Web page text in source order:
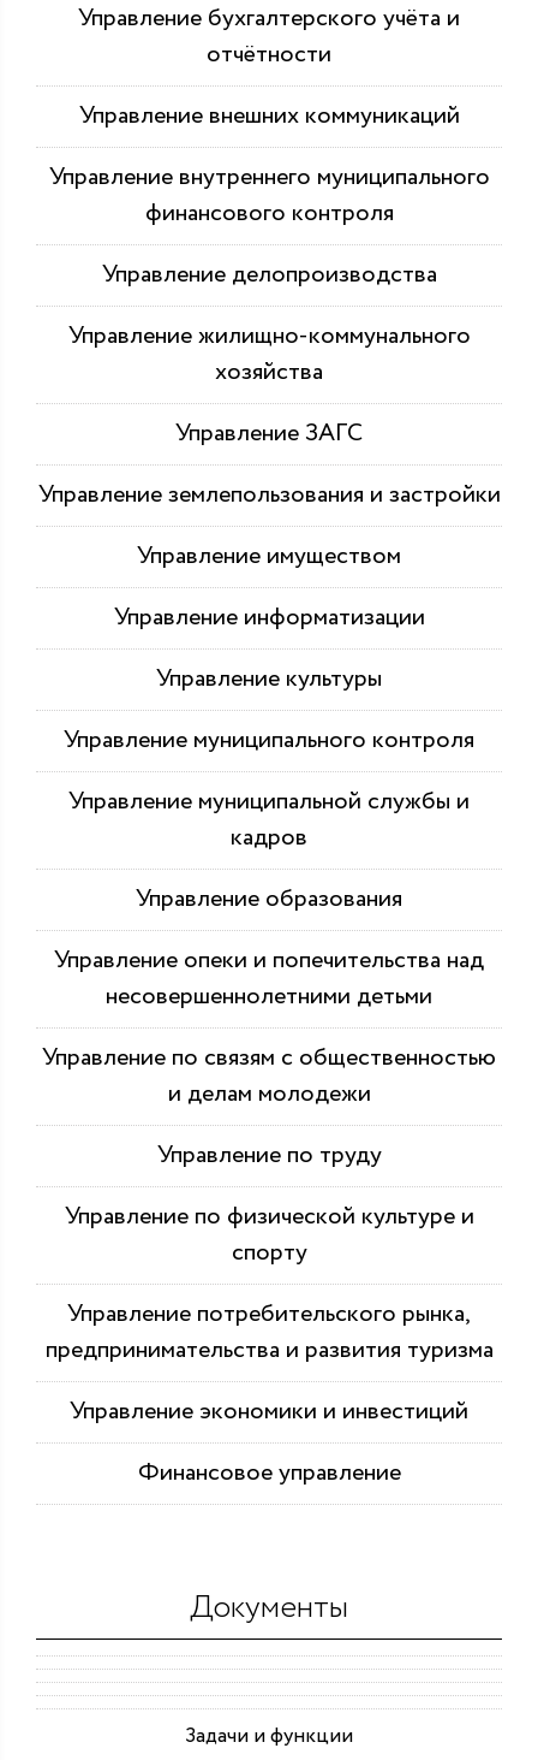
Управление бухгалтерского учёта и
отчётности
Управление внешних коммуникаций
Управление внутреннего муниципального
финансового контроля
Управление делопроизводства
Управление жилищно-коммунального
хозяйства
Управление ЗАГС
Управление землепользования и застройки
Управление имуществом
Управление информатизации
Управление культуры
Управление муниципального контроля
Управление муниципальной службы и
кадров
Управление образования
Управление опеки и попечительства над
несовершеннолетними детьми
Управление по связям с общественностью
и делам молодежи
Управление по труду
Управление по физической культуре и
спорту
Управление потребительского рынка,
предпринимательства и развития туризма
Управление экономики и инвестиций
Финансовое управление
Документы
Задачи и функции